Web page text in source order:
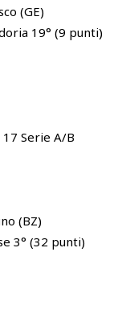
(GE)
19° (9 punti)
Serie A/B
(BZ)
3° (32 punti)